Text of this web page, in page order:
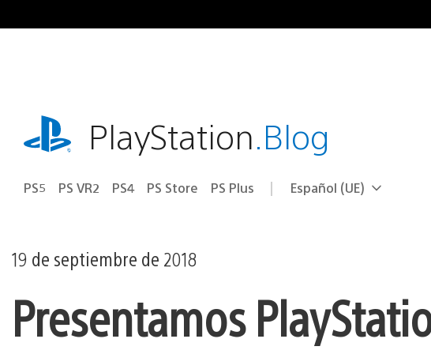
al
playstation.comPlayStation.Blog
PS5 PS VR2 PS4 PS Store PS Plus Selecciona
Región
Español (UE)
19 de septiembre de 2018
Presentamos